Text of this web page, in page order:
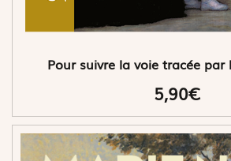
Pour suivre la voie tracée par
5,90€